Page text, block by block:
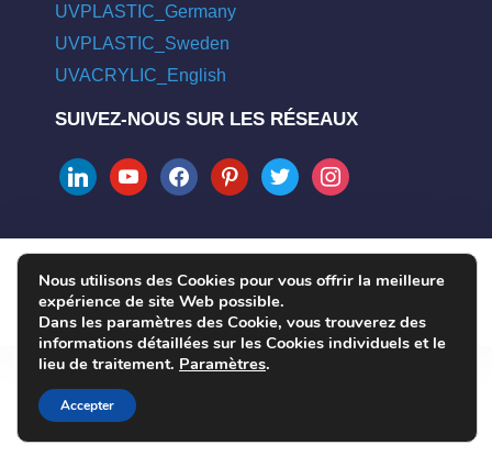
UVPLASTIC_Germany
UVPLASTIC_Sweden
UVACRYLIC_English
SUIVEZ-NOUS SUR LES RÉSEAUX
linkedinyoutubefacebookpinteresttwitter instagram
COPYRIGHT © 2004 - 2026 UVPLASTIC MATERIAL TECHNOLOGY
CO., LTD. ALL RIGHTS RESERVED
Nous utilisons des Cookies pour vous offrir la meilleure
expérience de site Web possible.
Dans les paramètres des Cookie, vous trouverez des
informations détaillées sur les Cookies individuels et le
lieu de traitement. Paramètres.
Accepter